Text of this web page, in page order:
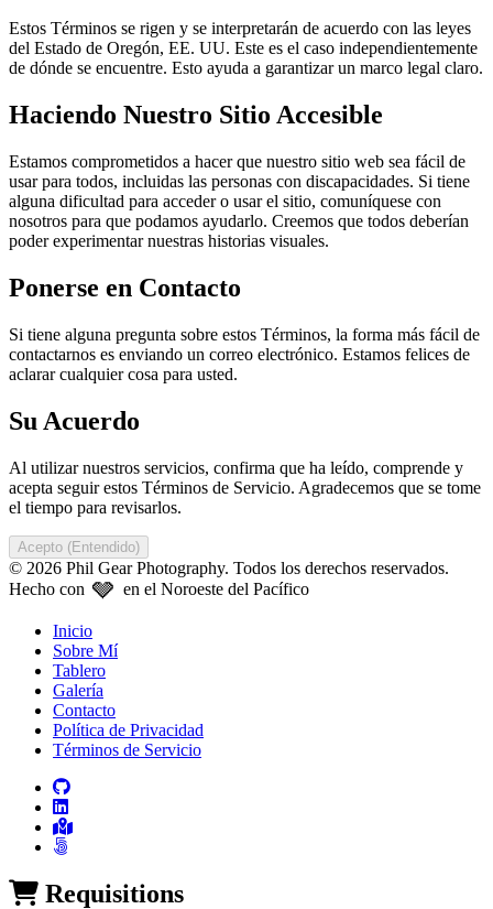
Estos Términos se rigen y se interpretarán de acuerdo con las leyes
del Estado de Oregón, EE. UU. Este es el caso independientemente
de dónde se encuentre. Esto ayuda a garantizar un marco legal claro.
Haciendo Nuestro Sitio Accesible
Estamos comprometidos a hacer que nuestro sitio web sea fácil de
usar para todos, incluidas las personas con discapacidades. Si tiene
alguna dificultad para acceder o usar el sitio, comuníquese con
nosotros para que podamos ayudarlo. Creemos que todos deberían
poder experimentar nuestras historias visuales.
Ponerse en Contacto
Si tiene alguna pregunta sobre estos Términos, la forma más fácil de
contactarnos es enviando un correo electrónico. Estamos felices de
aclarar cualquier cosa para usted.
Su Acuerdo
Al utilizar nuestros servicios, confirma que ha leído, comprende y
acepta seguir estos Términos de Servicio. Agradecemos que se tome
el tiempo para revisarlos.
Acepto (Entendido)
© 2026 Phil Gear Photography. Todos los derechos reservados.
Hecho con 🩶 en el Noroeste del Pacífico
Inicio
Sobre Mí
Tablero
Galería
Contacto
Política de Privacidad
Términos de Servicio
Requisitions